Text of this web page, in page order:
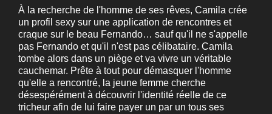
À la recherche de l'homme de ses rêves, Camila crée
un profil sexy sur une application de rencontres et
craque sur le beau Fernando… sauf qu'il ne s'appelle
pas Fernando et qu'il n'est pas célibataire. Camila
tombe alors dans un piège et va vivre un véritable
cauchemar. Prête à tout pour démasquer l'homme
qu'elle a rencontré, la jeune femme cherche
désespérément à découvrir l'identité réelle de ce
tricheur afin de lui faire payer un par un tous ses